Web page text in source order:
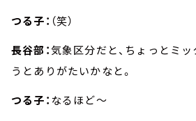
つる子： （笑）
長谷部：気象区分だと、ちょっとミ
うとありがたいかなと。
つる子： なるほど～